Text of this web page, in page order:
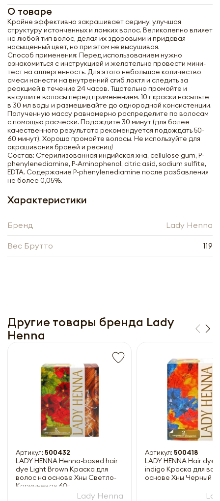
О товаре
Крайне эффективно закрашивает седину, улучшая
структуру истонченных и ломких волос. Великолепно влияет
на любой тип волос, делая их здоровыми и придавая
насыщенный цвет, но при этом не высушивая.
Способ применения: Перед использованием нужно
ознакомиться с инструкцией и желательно провести мини-
тест на аллергенность. Для этого небольшое количество
смеси нанести на внутренний сгиб локтя и следить за
реакцией в течение 24 часов. Тщательно промойте и
высушите волосы перед применением. 10 г краски насыпьте
в 30 мл воды и размешивайте до однородной консистенции.
Полученную массу равномерно распределите по волосам
с помощью расчески. Подождите 30 минут (для более
качественного результата рекомендуется подождать 50-
60 минут). Хорошо промойте волосы. Не используйте для
окрашивания бровей и ресниц!
Состав: Стерилизованная индийская хна, cellulose gum, P-
phenylenediamine, P-Aminophenol, citric asid, sodium sulfite,
EDTA. Содержание P-phenylenediamine после разбавления
не более 0,05%.
Характеристики
Бренд Lady Henna
Вес Брутто 119
Другие товары бренда Lady
Henna
Артикул: 500432
LADY HENNA Henna-based hair
dye Light Brown Краска для
волос на основе Хны Светло-
Коричневая 60г
Lady Henna
Артикул: 500418
LADY HENNA Hair dye
indigo Краска для
основе Хны Черный
прайс-лист
Получить прайс-лист